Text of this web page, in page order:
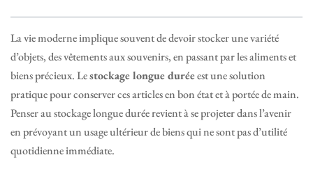
La vie moderne implique souvent de devoir stocker une variété
d’objets, des vêtements aux souvenirs, en passant par les aliments et
biens précieux. Lestockage longue duréeest une solution
pratique pour conserver ces articles en bon état et à portée de main.
Penser au stockage longue durée revient à se projeter dans l’avenir
en prévoyant un usage ultérieur de biens qui ne sont pas d’utilité
quotidienne immédiate.